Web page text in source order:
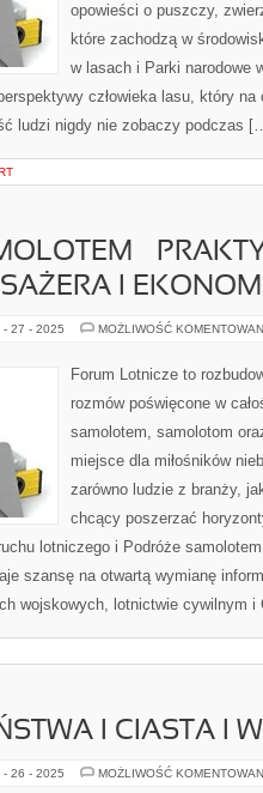
opowieści o puszczy,
które zachodzą w
w lasach i Parki narodowe
człowieka lasu, który
ludzi nigdy nie zobaczy podczas
–
I
- 27 - 2025 MOŻLIWOŚĆ
Forum Lotnicze to
rozmów poświęcone w
samolotem, samolotom
miejsce dla miłośników
zarówno ludzie z branży,
chcący poszerzać
lotniczego i Podróże
szansę na otwartą wymianę
wojskowych, lotnictwie cywilnym
I CIASTA I
- 26 - 2025 MOŻLIWOŚĆ